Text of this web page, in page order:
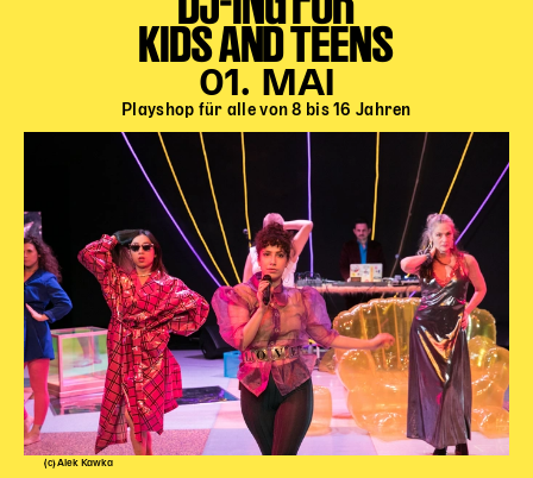
KIDS AND TEENS
01. MAI
Playshop für alle von 8 bis 16 Jahren
(c) Alek Kawka